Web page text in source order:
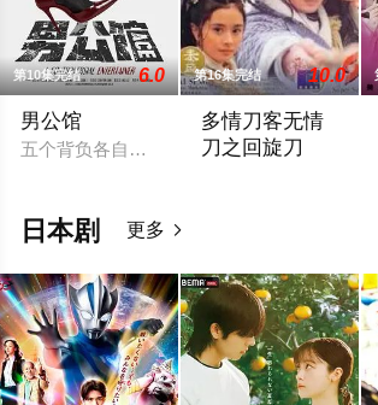
第10集完结 6.0
男公馆
五个背负各自问题和故事的人，为了逃避过
第16集完结 10.0
多情刀客无情
刀之回旋刀
日本剧 更多 